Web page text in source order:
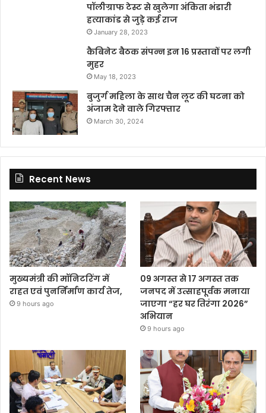
पॉलीग्राफ टेस्ट से खुलेगा अंकिता भंडारी
हत्याकांड से जुड़े कई राज
January 28, 2023
कैबिनेट बैठक संपन्न इन 16 प्रस्तावों पर लगी
मुहर
May 18, 2023
बुजुर्ग महिला के साथ चैन लूट की घटना को
अंजाम देने वाले गिरफ्तार
March 30, 2024
Recent News
मुख्यमंत्री की मॉनिटरिंग में
राहत एवं पुनर्निर्माण कार्य तेज,
9 hours ago
09 अगस्त से 17 अगस्त तक
जनपद में उत्साहपूर्वक मनाया
जाएगा “हर घर तिरंगा 2026”
अभियान
9 hours ago